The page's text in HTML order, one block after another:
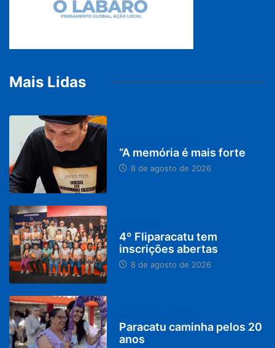
Mais Lidas
“A memória é mais forte
8 de agosto de 2026
4º Fliparacatu tem
inscrições abertas
8 de agosto de 2026
Paracatu caminha pelos 20
anos